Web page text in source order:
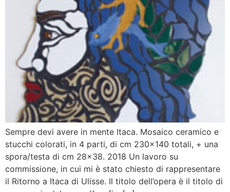
Sempre devi avere in mente Itaca. Mosaico ceramico e
stucchi colorati, in 4 parti, di cm 230×140 totali, + una
spora/testa di cm 28×38. 2018 Un lavoro su
commissione, in cui mi è stato chiesto di rappresentare
il Ritorno a Itaca di Ulisse. Il titolo dell’opera è il titolo di